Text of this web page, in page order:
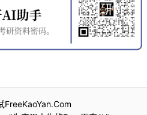
FreeKaoYan.Com